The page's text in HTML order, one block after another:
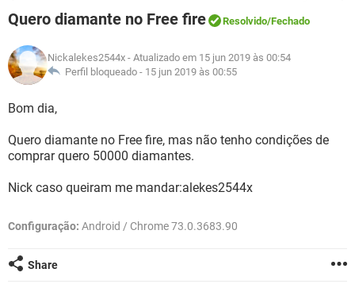
INSTAGRAM GMAIL
GUIA DE COMPRAS
INSTAGRAM GMAIL
GUIA DE COMPRAS
JOGOS WHATSAPP
CELULAR
OUTLOOK EXCEL
INSTAGRAM
FÓRUM
JOGOS WHATSAPP
CELULAR
OUTLOOK
INSTAGRAM GMAIL
GLOSSÁRIO
JOGOS
OUTLOOK EXCEL
INSTAGRAM GMAIL
Quero diamante no Free fire Resolvido/Fechado
Nickalekes2544x - Atualizado em 15 jun 2019 às 00:54
Perfil bloqueado - 15 jun 2019 às 00:55
Bom dia,
Quero diamante no Free fire, mas não tenho condições de
comprar quero 50000 diamantes.
Nick caso queiram me mandar:alekes2544x
Configuração: Android / Chrome 73.0.3683.90
Share